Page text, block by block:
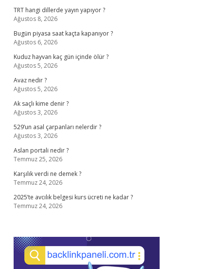
TRT hangi dillerde yayın yapıyor ?
Ağustos 8, 2026
Bugün piyasa saat kaçta kapanıyor ?
Ağustos 6, 2026
Kuduz hayvan kaç gün içinde ölür ?
Ağustos 5, 2026
Avaz nedir ?
Ağustos 5, 2026
Ak saçlı kime denir ?
Ağustos 3, 2026
529’un asal çarpanları nelerdir ?
Ağustos 3, 2026
Aslan portali nedir ?
Temmuz 25, 2026
Karşılık verdi ne demek ?
Temmuz 24, 2026
2025’te avcılık belgesi kurs ücreti ne kadar ?
Temmuz 24, 2026